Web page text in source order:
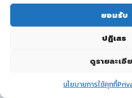
ยอมรับ
ปฏิเสธ
ดูรายละเอี
นโยบายการใช้คุกกี้